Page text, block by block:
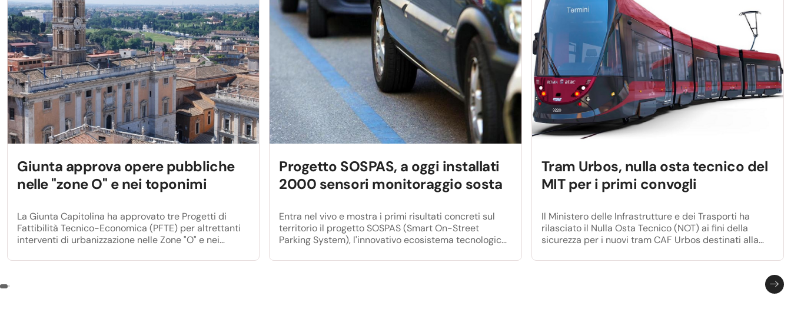
Giunta approva opere pubbliche
nelle "zone O" e nei toponimi
La Giunta Capitolina ha approvato tre Progetti di
Fattibilità Tecnico-Economica (PFTE) per altrettanti
interventi di urbanizzazione nelle Zone "O" e nei
oltre 1 milione di euro alla realizzazione di opere
Progetto SOSPAS, a oggi installati
2000 sensori monitoraggio sosta
Entra nel vivo e mostra i primi risultati concreti sul
territorio il progetto SOSPAS (Smart On-Street
Parking System), l'innovativo ecosistema tecnologico
Roma Servizi per la Mobilità e cofinanziato dall'Unione
Tram Urbos, nulla osta tecnico del
MIT per i primi convogli
Il Ministero delle Infrastrutture e dei Trasporti ha
rilasciato il Nulla Osta Tecnico (NOT) ai fini della
sicurezza per i nuovi tram CAF Urbos destinati alla
che certifica la conformità del progetto dei nuovi